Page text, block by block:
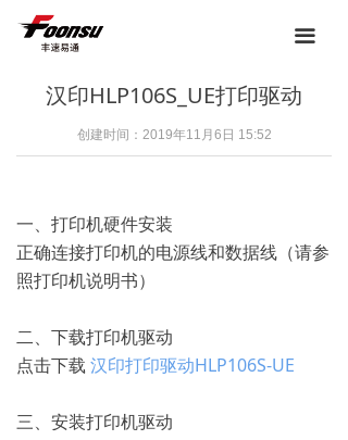
끀
汉印HLP106S_UE打印驱动
创建时间： 2019年11月6日 15:52
一、打印机硬件安装
正确连接打印机的电源线和数据线（请参
照打印机说明书）
二、下载打印机驱动
点击下载 汉印打印驱动HLP106S-UE
三、安装打印机驱动